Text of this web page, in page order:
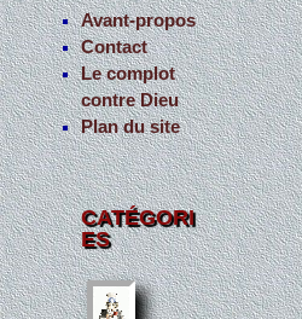
Avant-propos
Contact
Le complot
contre Dieu
Plan du site
CATÉGORI
ES